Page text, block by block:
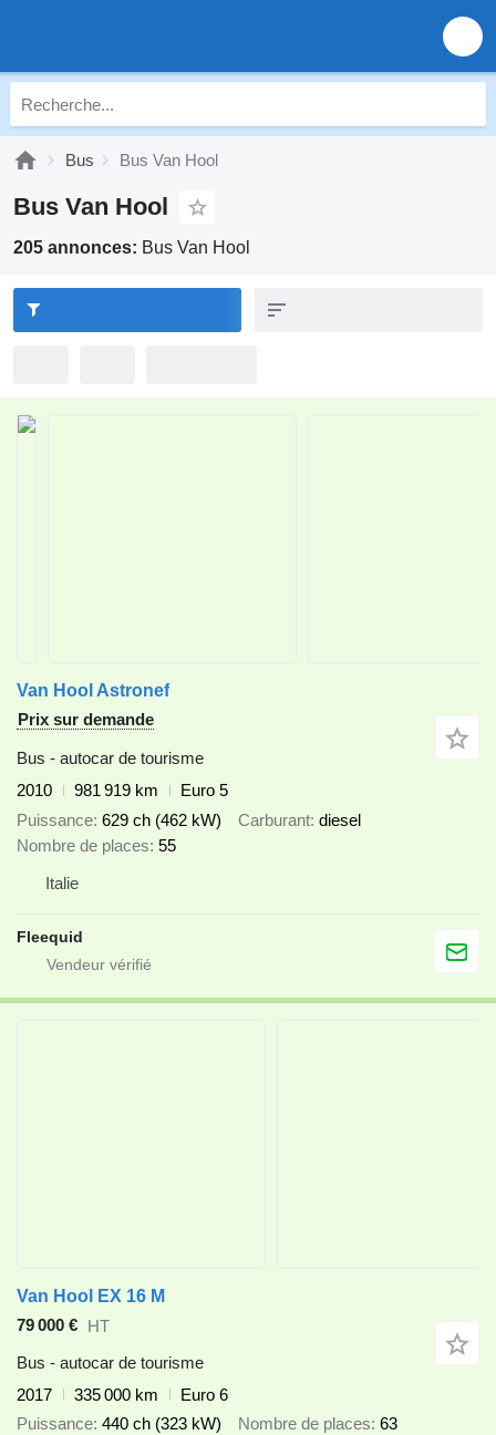
Bus Bus Van Hool
Bus Van Hool
205 annonces: Bus Van Hool
Van Hool Astronef
Prix sur demande
Bus - autocar de tourisme
2010
981 919 km
Euro 5
Puissance 629 ch (462 kW) Carburant diesel
Nombre de places 55
Italie
Fleequid
Van Hool EX 16 M
79 000 € HT
Bus - autocar de tourisme
2017
335 000 km
Euro 6
Puissance 440 ch (323 kW) Nombre de places 63